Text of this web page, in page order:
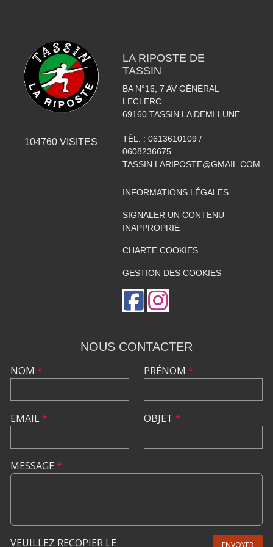
104760 VISITES
LA RIPOSTE DE
TASSIN
BA N°16, 7 AV GÉNÉRAL
LECLERC
69160 TASSIN LA DEMI LUNE
TÉL. : 0613610109 /
0608236675
TASSIN.LARIPOSTE@GMAIL.COM
INFORMATIONS LÉGALES
SIGNALER UN CONTENU
INAPPROPRIÉ
CHARTE COOKIES
GESTION DES COOKIES
NOUS CONTACTER
NOM *
EMAIL*
PRÉNOM *
OBJET *
MESSAGE *
VEUILLEZ RECOPIER LE ENVOYER